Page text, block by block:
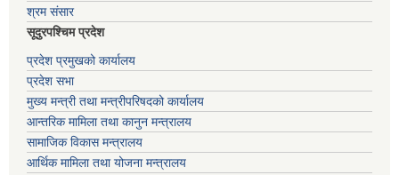
श्रम संसार
सूदुरपश्चिम प्रदेश
प्रदेश प्रमुखको कार्यालय
प्रदेश सभा
मुख्य मन्त्री तथा मन्त्रीपरिषदको कार्यालय
आन्तरिक मामिला तथा कानुन मन्त्रालय
सामाजिक विकास मन्त्रालय
आर्थिक मामिला तथा योजना मन्त्रालय